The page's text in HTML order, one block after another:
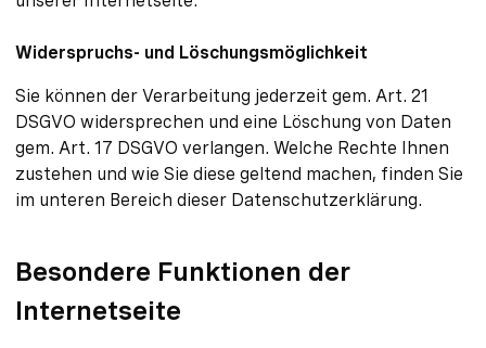
Widerspruchs- und Löschungsmöglichkeit
Sie können der Verarbeitung jederzeit gem. Art. 21
DSGVO widersprechen und eine Löschung von Daten
gem. Art. 17 DSGVO verlangen. Welche Rechte Ihnen
zustehen und wie Sie diese geltend machen, finden Sie
im unteren Bereich dieser Datenschutzerklärung.
Besondere Funktionen der
Internetseite